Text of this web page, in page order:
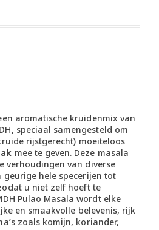
aromatische kruidenmix van
speciaal samengesteld om
rijstgerecht) moeiteloos
mee te geven. Deze masala
verhoudingen van diverse
geurige hele specerijen tot
u niet zelf hoeft te
Pulao Masala wordt elke
en smaakvolle belevenis, rijk
zoals komijn, koriander,